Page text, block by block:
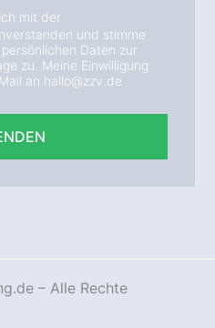
mit der
und stimme
Daten zur
zu. Meine Einwilligung
an hallo@zzv.de
– Alle Rechte